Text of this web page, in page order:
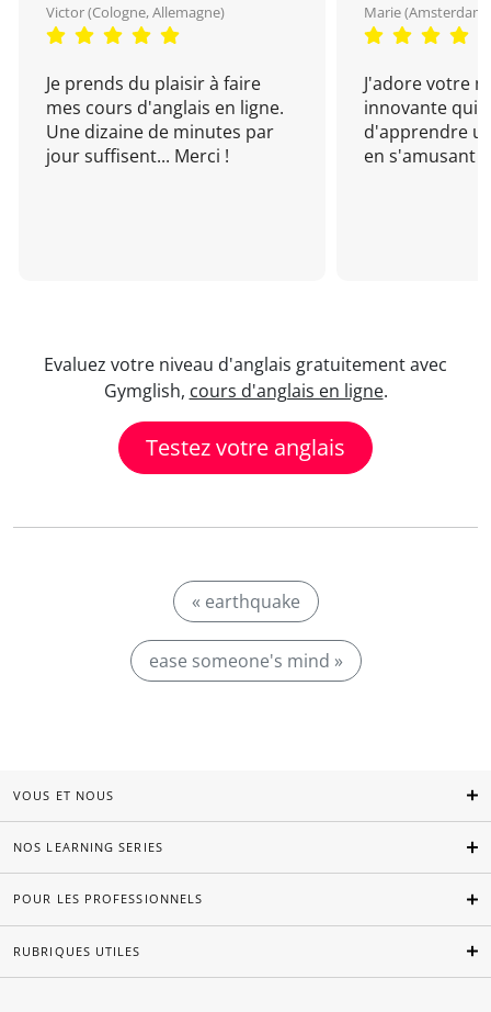
Victor (Cologne, Allemagne)
Je prends du plaisir à faire
mes cours d'anglais en ligne.
Une dizaine de minutes par
jour suffisent... Merci !
Marie (Amsterdam,
J'adore votre
innovante qui
d'apprendre
en s'amusant !
Evaluez votre niveau d'anglais gratuitement avec
Gymglish, cours d'anglais en ligne.
Testez votre anglais
« earthquake
ease someone's mind »
VOUS ET NOUS
NOS LEARNING SERIES
POUR LES PROFESSIONNELS
RUBRIQUES UTILES